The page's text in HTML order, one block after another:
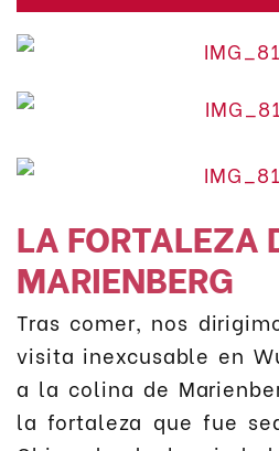
LA FORTALEZA
MARIENBERG
Tras comer, nos
visita inexcusable en
a la colina de
la fortaleza que fue